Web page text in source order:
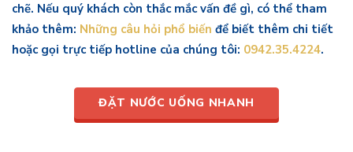
chẽ. Nếu quý khách còn thắc mắc vấn đề gì, có thể tham
khảo thêm: Những câu hỏi phổ biến để biết thêm chi tiết
hoặc gọi trực tiếp hotline của chúng tôi: 0942.35.4224.
ĐẶT NƯỚC UỐNG NHANH